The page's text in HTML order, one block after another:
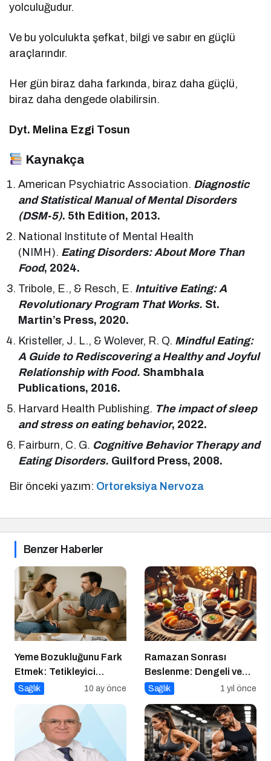
yolculuğudur.
Ve bu yolculukta şefkat, bilgi ve sabır en güçlü
araçlarındır.
Her gün biraz daha farkında, biraz daha güçlü,
biraz daha dengede olabilirsin.
Dyt. Melina Ezgi Tosun
Kaynakça
American Psychiatric Association. Diagnostic
and Statistical Manual of Mental Disorders
(DSM-5). 5th Edition, 2013.
National Institute of Mental Health
(NIMH). Eating Disorders: About More Than
Food, 2024.
Tribole, E., & Resch, E. Intuitive Eating: A
Revolutionary Program That Works. St.
Martin’s Press, 2020.
Kristeller, J. L., & Wolever, R. Q. Mindful Eating:
A Guide to Rediscovering a Healthy and Joyful
Relationship with Food. Shambhala
Publications, 2016.
Harvard Health Publishing. The impact of sleep
and stress on eating behavior, 2022.
Fairburn, C. G. Cognitive Behavior Therapy and
Eating Disorders. Guilford Press, 2008.
Bir önceki yazım: Ortoreksiya Nervoza
Benzer Haberler
Yeme Bozukluğunu Fark
Etmek: Tetikleyici
Anlarla Yüzleşmek
Sağlık 10 ay önce
Ramazan Sonrası
Beslenme: Dengeli ve
Sağlıklı Bir Geçiş İçin
Sağlık 1 yıl önce